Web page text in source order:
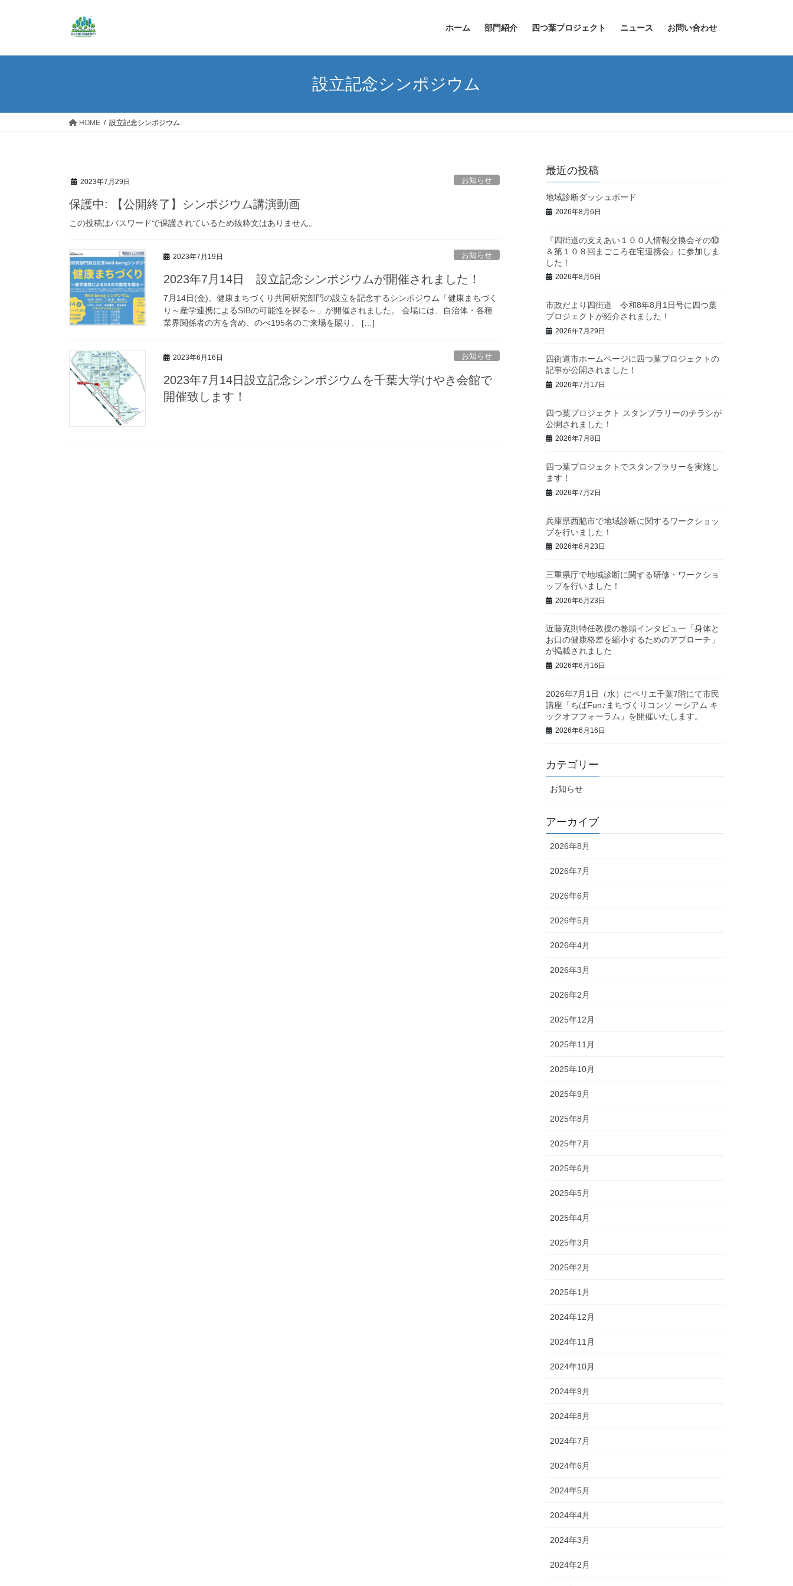
ホーム 部門紹介 四つ葉プロジェクト ニュース お問い合わせ
設立記念シンポジウム
HOME 設立記念シンポジウム
2023年7月29日 お知らせ
保護中: 【公開終了】シンポジウム講演動画
この投稿はパスワードで保護されているため抜粋文はありません。
2023年7月19日 お知らせ
2023年7月14日 設立記念シンポジウムが開催されました！
7月14日(金)、健康まちづくり共同研究部門の設立を記念するシンポジウム「健康まちづく
り～産学連携によるSIBの可能性を探る～」が開催されました。 会場には、自治体・各種
業界関係者の方を含め、のべ195名のご来場を賜り、 […]
2023年6月16日 お知らせ
2023年7月14日設立記念シンポジウムを千葉大学けやき会館で
開催致します！
最近の投稿
地域診断ダッシュボード
2026年8月6日
『四街道の支えあい１００人情報交換会その⑩
＆第１０８回まごころ在宅連携会』に参加しま
した！
2026年8月6日
市政だより四街道 令和8年8月1日号に四つ葉
プロジェクトが紹介されました！
2026年7月29日
四街道市ホームページに四つ葉プロジェクトの
記事が公開されました！
2026年7月17日
四つ葉プロジェクト スタンプラリーのチラシが
公開されました！
2026年7月8日
四つ葉プロジェクトでスタンプラリーを実施し
ます！
2026年7月2日
兵庫県西脇市で地域診断に関するワークショッ
プを行いました！
2026年6月23日
三重県庁で地域診断に関する研修・ワークショ
ップを行いました！
2026年6月23日
近藤克則特任教授の巻頭インタビュー「身体と
お口の健康格差を縮小するためのアプローチ」
が掲載されました
2026年6月16日
2026年7月1日（水）にペリエ千葉7階にて市民
講座「ちばFun♪まちづくりコンソ ーシアム キ
ックオフフォーラム」を開催いたします。
2026年6月16日
カテゴリー
お知らせ
アーカイブ
2026年8月
2026年7月
2026年6月
2026年5月
2026年4月
2026年3月
2026年2月
2025年12月
2025年11月
2025年10月
2025年9月
2025年8月
2025年7月
2025年6月
2025年5月
2025年4月
2025年3月
2025年2月
2025年1月
2024年12月
2024年11月
2024年10月
2024年9月
2024年8月
2024年7月
2024年6月
2024年5月
2024年4月
2024年3月
2024年2月